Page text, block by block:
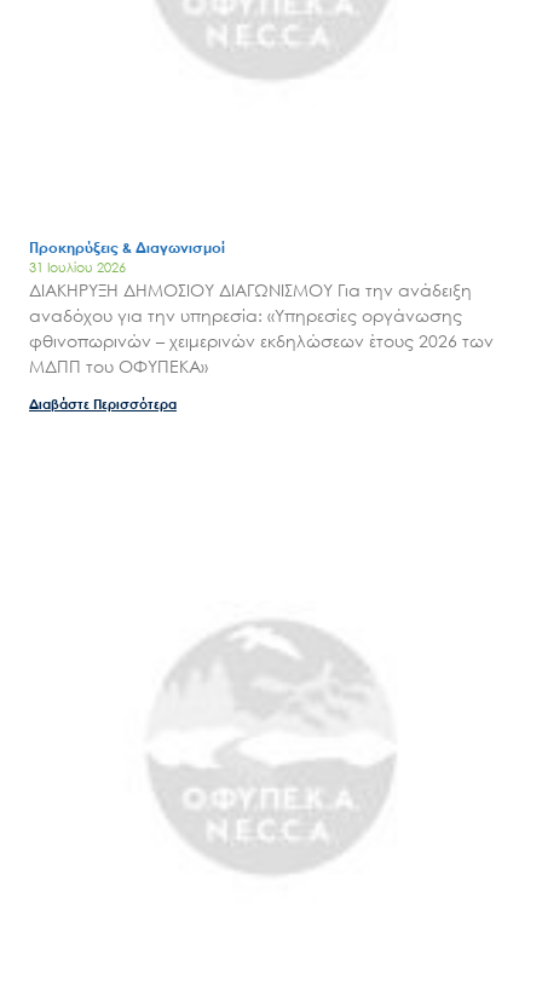
Search
for:
Επικοινωνία
Προκηρύξεις & Διαγωνισμοί
31 Ιουλίου 2026
ΔΙΑΚΗΡΥΞΗ ΔΗΜΟΣΙΟΥ ΔΙΑΓΩΝΙΣΜΟΥ Για την ανάδειξη
αναδόχου για την υπηρεσία: «Υπηρεσίες οργάνωσης
φθινοπωρινών – χειμερινών εκδηλώσεων έτους 2026 των
ΜΔΠΠ του ΟΦΥΠΕΚΑ»
Διαβάστε Περισσότερα